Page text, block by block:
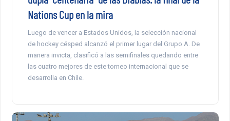
Nations Cup en la mira
Luego de vencer a Estados Unidos, la selección nacional
de hockey césped alcanzó el primer lugar del Grupo A. De
manera invicta, clasificó a las semifinales quedando entre
las cuatro mejores de este torneo internacional que se
desarrolla en Chile.